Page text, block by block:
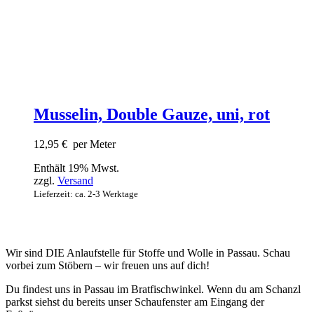
Musselin, Double Gauze, uni, rot
12,95 € per Meter
Enthält 19% Mwst.
zzgl. Versand
Lieferzeit: ca. 2-3 Werktage
Wir sind DIE Anlaufstelle für Stoffe und Wolle in Passau. Schau
vorbei zum Stöbern – wir freuen uns auf dich!
Du findest uns in Passau im Bratfischwinkel. Wenn du am Schanzl
parkst siehst du bereits unser Schaufenster am Eingang der